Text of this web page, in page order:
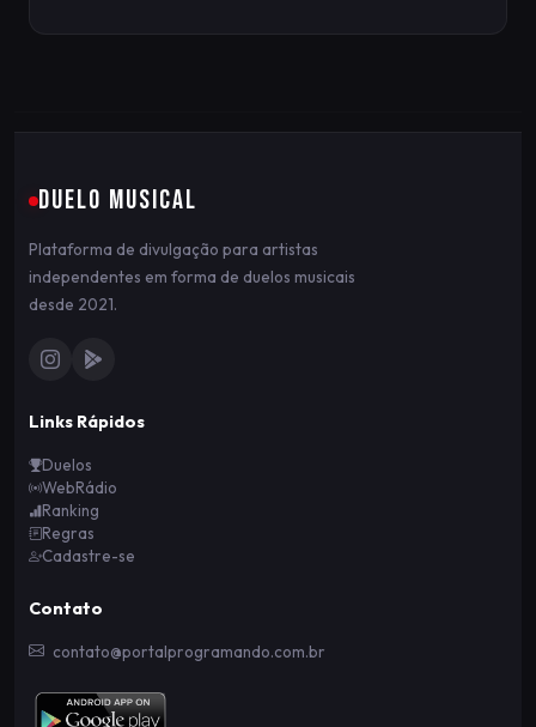
DUELO MUSICAL
Plataforma de divulgação para artistas
independentes em forma de duelos musicais
desde 2021.
Links Rápidos
Duelos
WebRádio
Ranking
Regras
Cadastre-se
Contato
contato@portalprogramando.com.br